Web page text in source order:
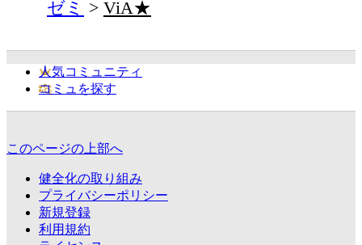
ゼミ
ViA★
人気コミュニティ
コミュを探す
このページの上部へ
健全化の取り組み
プライバシーポリシー
新規登録
利用規約